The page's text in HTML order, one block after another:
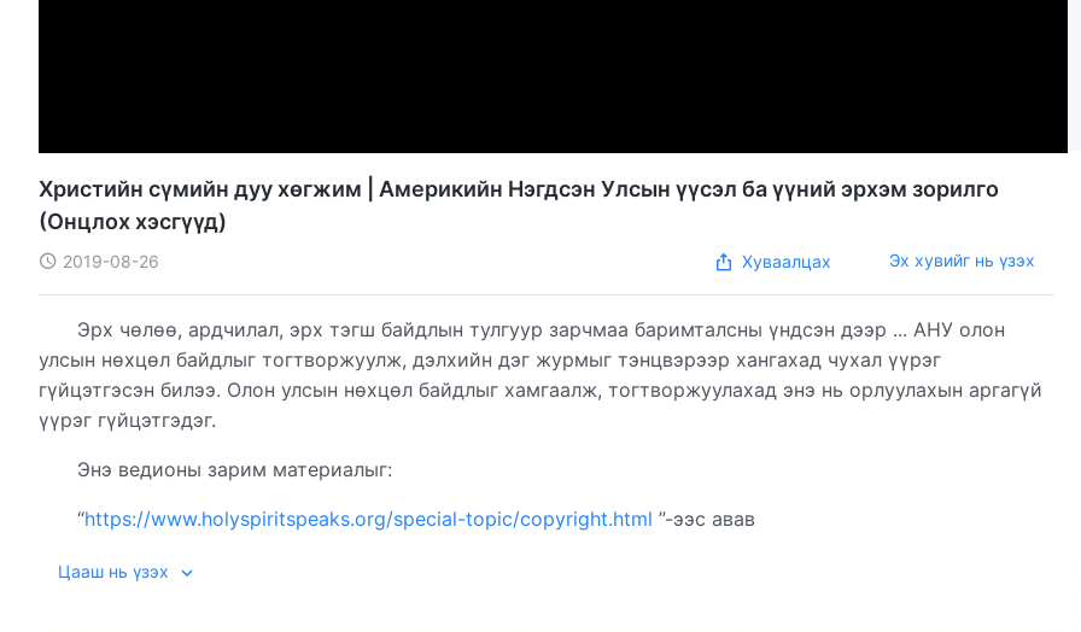
Христийн сүмийн дуу хөгжим | Америкийн Нэгдсэн Улсын үүсэл ба үүний эрхэм зорилго
(Онцлох хэсгүүд)
2019-08-26 Хуваалцах Эх хувийг нь үзэх
Эрх чөлөө, ардчилал, эрх тэгш байдлын тулгуур зарчмаа баримталсны үндсэн дээр ... АНУ олон
улсын нөхцөл байдлыг тогтворжуулж, дэлхийн дэг журмыг тэнцвэрээр хангахад чухал үүрэг
гүйцэтгэсэн билээ. Олон улсын нөхцөл байдлыг хамгаалж, тогтворжуулахад энэ нь орлуулахын аргагүй
үүрэг гүйцэтгэдэг.
Энэ ведионы зарим материалыг:
“https://www.holyspiritspeaks.org/special-topic/copyright.html ”-ээс авав
Цааш нь үзэх